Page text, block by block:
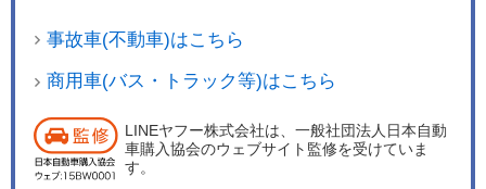
事故車(不動車)はこちら
商用車(バス・トラック等)はこちら
LINEヤフー株式会社は、一般社団法人日本自動
車購入協会のウェブサイト監修を受けていま
す。